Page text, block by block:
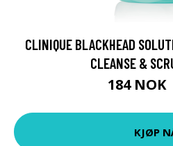
CLINIQUE BLACKHEAD
CLEANSE &
184 NOK
KJØP